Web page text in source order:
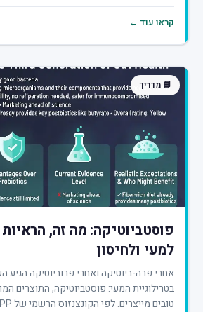
קראו עוד ←
📘 מדריך
פוסטביוטיקה: מה זה,
למעי ולחיסון
אחרי פרה-ביוטיקה ואחרי פרוביוטיקה
בטרילוגיית המעי: פוסטביוטיקה, התוצרים
טובים מייצרים. לפי הקונצנזוס הרשמי של ISAPP...